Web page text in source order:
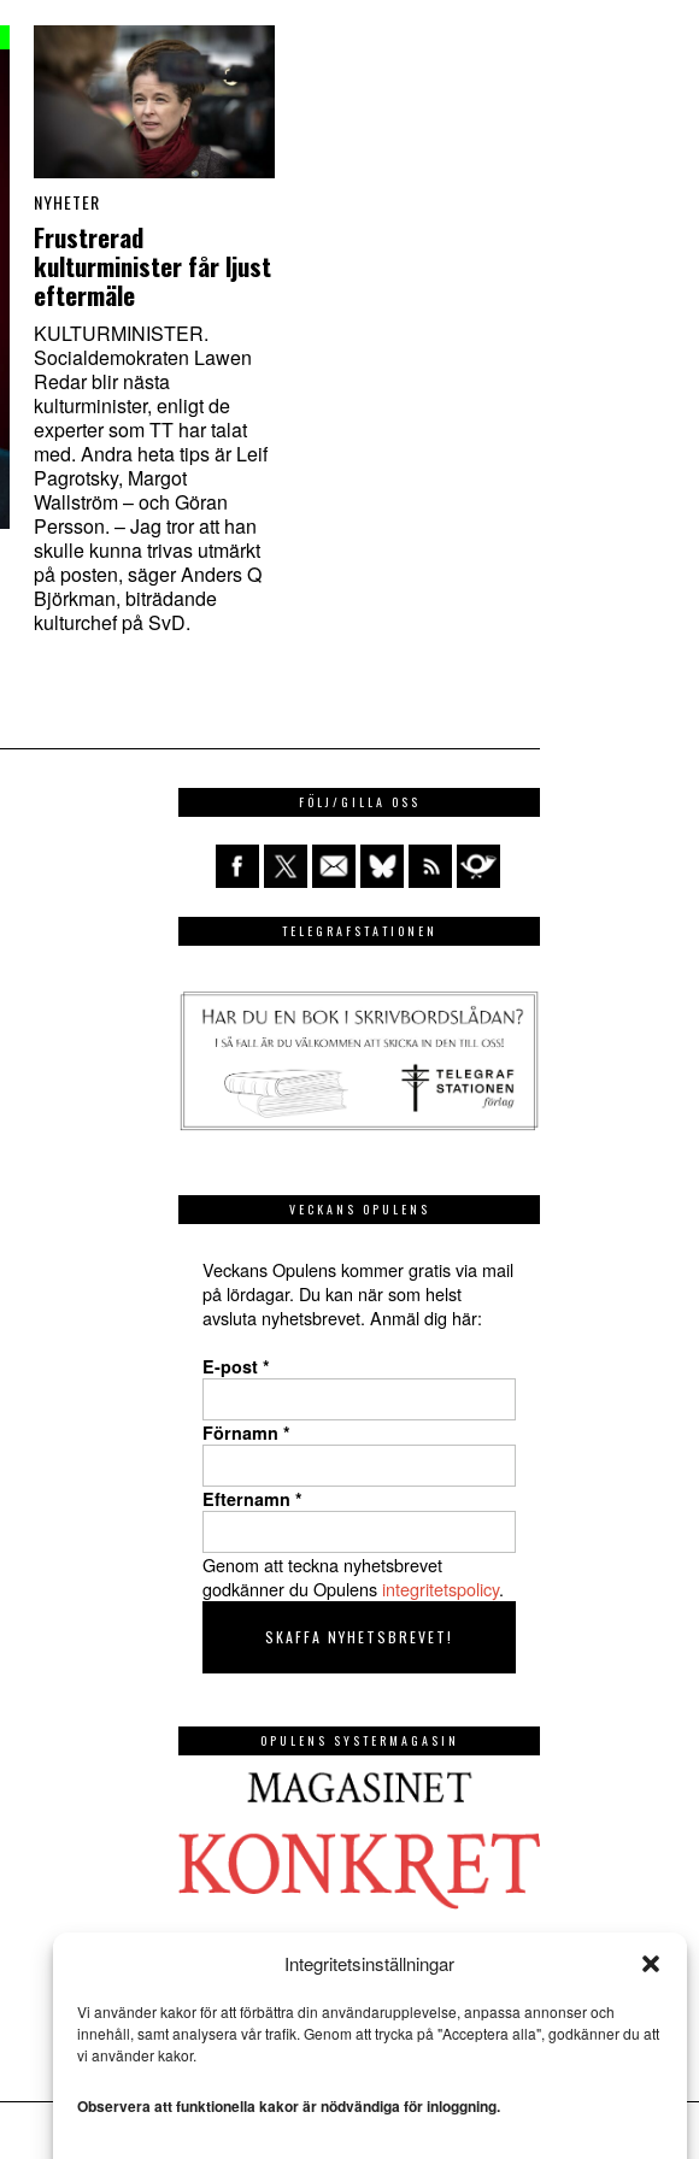
Integritetsinställningar
Vi använder kakor för att förbättra din användarupplevelse, anpassa annonser och
innehåll, samt analysera vår trafik. Genom att trycka på "Acceptera alla", godkänner du att
vi använder kakor.
Observera att funktionella kakor är nödvändiga för inloggning.
NYHETER
Frustrerad
kulturminister får ljust
eftermäle
KULTURMINISTER.
Socialdemokraten Lawen
Redar blir nästa
kulturminister, enligt de
experter som TT har talat
med. Andra heta tips är Leif
Pagrotsky, Margot
Wallström – och Göran
Persson. – Jag tror att han
skulle kunna trivas utmärkt
på posten, säger Anders Q
Björkman, biträdande
kulturchef på SvD.
FÖLJ/GILLA OSS
TELEGRAFSTATIONEN
VECKANS OPULENS
Veckans Opulens kommer gratis via mail
på lördagar. Du kan när som helst
avsluta nyhetsbrevet. Anmäl dig här:
E-post *
Förnamn *
Efternamn *
Genom att teckna nyhetsbrevet
godkänner du Opulensintegritetspolicy.
OPULENS SYSTERMAGASIN